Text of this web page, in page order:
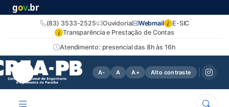
gov.br
Atendimento: presencial das 8h às 16h
(83) 3533-2525 Ouvidoria Webmail i E-SIC
i Transparência e Prestação de Contas
A- A A+ Alto contraste